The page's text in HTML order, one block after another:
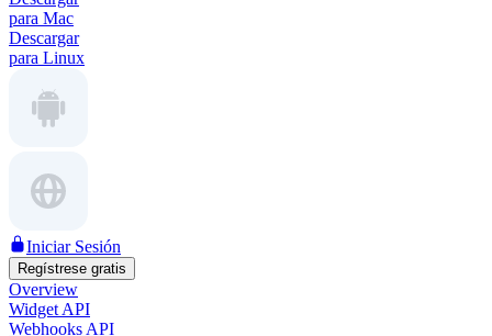
para Mac
Descargar
para Linux
Iniciar Sesión
Regístrese gratis
Overview
Widget API
Webhooks API